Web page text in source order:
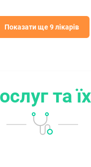
Показати ще 9 лікарів
та